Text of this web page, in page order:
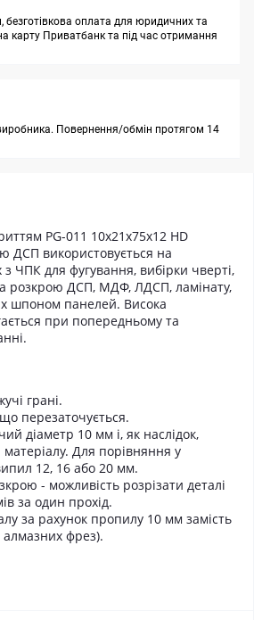
PG-011 10х21х75х12 HD
ДСП використовується на
ЧПК для фугування, вибірки чверті,
розкрою ДСП, МДФ, ЛДСП, ламінату,
шпоном панелей. Висока
при попередньому та
грані.
перезаточується.
діаметр 10 мм і, як наслідок,
Для порівняння у
12, 16 або 20 мм.
- можливість розрізати деталі
за один прохід.
за рахунок пропилу 10 мм замість
алмазних фрез).
оплата для юридичних та
карту Приватбанк та під час отримання
Повернення/обмін протягом 14